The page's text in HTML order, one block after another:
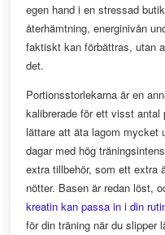
egen hand i en stressad
återhämtning, energinivån
faktiskt kan förbättras, utan
det.
Portionsstorlekarna är en
kalibrerade för ett visst
lättare att äta lagom mycket
dagar med hög
extra tillbehör, som ett extra
nötter. Basen är redan löst,
kreatin kan passa in i din
för din träning när du slipper